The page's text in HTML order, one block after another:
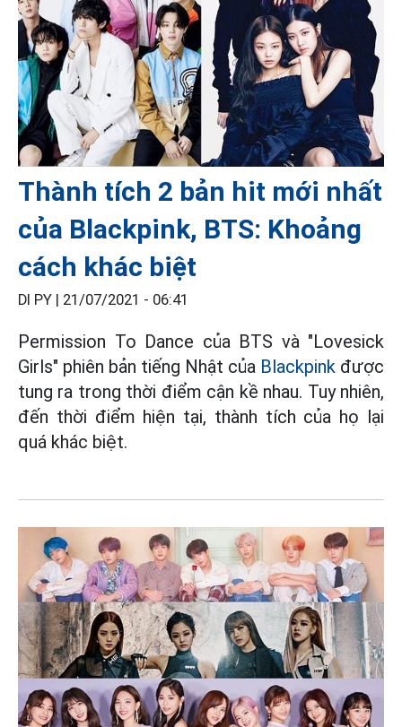
Thành tích 2 bản hit mới nhất
của Blackpink, BTS: Khoảng
cách khác biệt
DI PY | 21/07/2021 - 06:41
Permission To Dance của BTS và "Lovesick
Girls" phiên bản tiếng Nhật của Blackpink được
tung ra trong thời điểm cận kề nhau. Tuy nhiên,
đến thời điểm hiện tại, thành tích của họ lại
quá khác biệt.